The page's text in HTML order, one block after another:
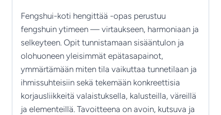
Fengshui-koti hengittää -opas perustuu
fengshuin ytimeen — virtaukseen, harmoniaan ja
selkeyteen. Opit tunnistamaan sisääntulon ja
olohuoneen yleisimmät epätasapainot,
ymmärtämään miten tila vaikuttaa tunnetilaan ja
ihmissuhteisiin sekä tekemään konkreettisia
korjausliikkeitä valaistuksella, kalusteilla, väreillä
ja elementeillä. Tavoitteena on avoin, kutsuva ja